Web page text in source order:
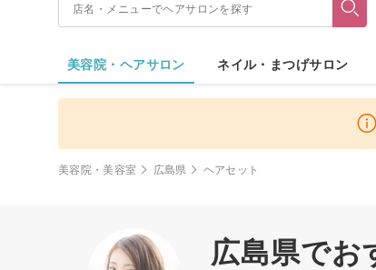
美容院・ヘアサロン ネイル・まつげサロン
美容院・美容室 広島県 ヘアセット
広島県でお